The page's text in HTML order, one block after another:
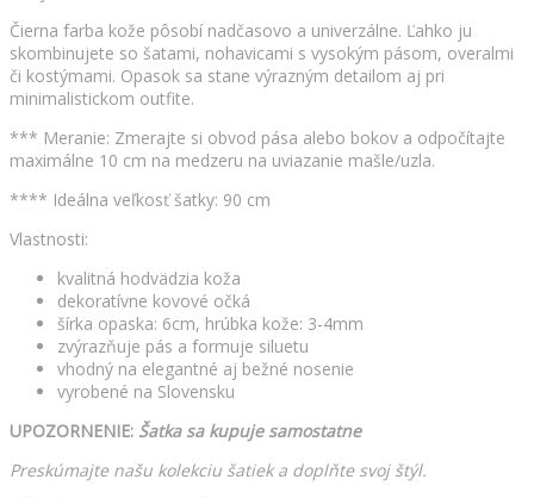
Čierna farba kože pôsobí nadčasovo a univerzálne. Ľahko ju
skombinujete so šatami, nohavicami s vysokým pásom, overalmi
či kostýmami. Opasok sa stane výrazným detailom aj pri
minimalistickom outfite.
*** Meranie: Zmerajte si obvod pása alebo bokov a odpočítajte
maximálne 10 cm na medzeru na uviazanie mašle/uzla.
**** Ideálna veľkosť šatky: 90 cm
Vlastnosti:
kvalitná hodvädzia koža
dekoratívne kovové očká
šírka opaska: 6cm, hrúbka kože: 3-4mm
zvýrazňuje pás a formuje siluetu
vhodný na elegantné aj bežné nosenie
vyrobené na Slovensku
UPOZORNENIE: Šatka sa kupuje samostatne
Preskúmajte našu kolekciu šatiek a doplňte svoj štýl.